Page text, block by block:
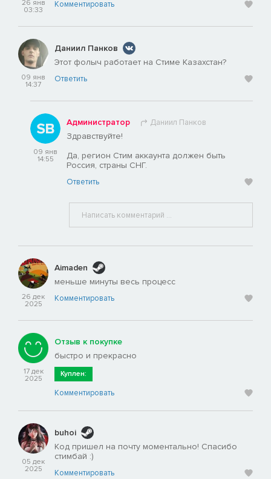
26 янв
03:33
Комментировать
09 янв
14:37
Даниил Панков
Этот фолыч работает на Стиме Казахстан?
Ответить
09 янв
14:55
Администратор Даниил Панков
Здравствуйте!
Да, регион Стим аккаунта должен быть
Россия, страны СНГ.
Ответить
26 дек
2025
Aimaden
меньше минуты весь процесс
Комментировать
17 дек
2025
Отзыв к покупке
быстро и прекрасно
Куплен:
Комментировать
05 дек
2025
buhoi
Код пришел на почту моментально! Спасибо
стимбай :)
Комментировать